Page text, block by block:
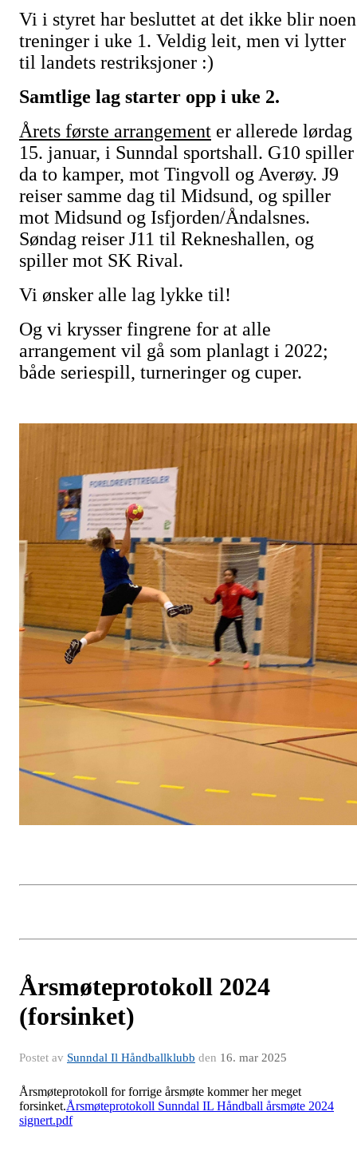
Vi i styret har besluttet at det ikke blir noen
treninger i uke 1. Veldig leit, men vi lytter
til landets restriksjoner :)
Samtlige lag starter opp i uke 2.
Årets første arrangement er allerede lørdag
15. januar, i Sunndal sportshall. G10 spiller
da to kamper, mot Tingvoll og Averøy. J9
reiser samme dag til Midsund, og spiller
mot Midsund og Isfjorden/Åndalsnes.
Søndag reiser J11 til Rekneshallen, og
spiller mot SK Rival.
Vi ønsker alle lag lykke til!
Og vi krysser fingrene for at alle
arrangement vil gå som planlagt i 2022;
både seriespill, turneringer og cuper.
Årsmøteprotokoll 2024
(forsinket)
Postet av Sunndal Il Håndballklubb den 16. mar 2025
Årsmøteprotokoll for forrige årsmøte kommer her meget
forsinket.Årsmøteprotokoll Sunndal IL Håndball årsmøte 2024
signert.pdf